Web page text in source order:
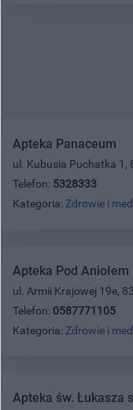
Apteka Panaceum
ul. Kubusia Puchatka 1,
Telefon: 5328333
Kategoria: Zdrowie i
Apteka Pod Aniołem
ul. Armii Krajowej 19e,
Telefon: 0587771105
Kategoria: Zdrowie i
Apteka św. Łukasza